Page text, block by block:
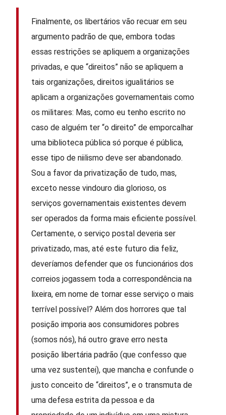
Finalmente, os libertários vão recuar em seu
argumento padrão de que, embora todas
essas restrições se apliquem a organizações
privadas, e que “direitos” não se apliquem a
tais organizações, direitos igualitários se
aplicam a organizações governamentais como
os militares: Mas, como eu tenho escrito no
caso de alguém ter “o direito” de emporcalhar
uma biblioteca pública só porque é pública,
esse tipo de niilismo deve ser abandonado.
Sou a favor da privatização de tudo, mas,
exceto nesse vindouro dia glorioso, os
serviços governamentais existentes devem
ser operados da forma mais eficiente possível.
Certamente, o serviço postal deveria ser
privatizado, mas, até este futuro dia feliz,
deveríamos defender que os funcionários dos
correios jogassem toda a correspondência na
lixeira, em nome de tornar esse serviço o mais
terrível possível? Além dos horrores que tal
posição imporia aos consumidores pobres
(somos nós), há outro grave erro nesta
posição libertária padrão (que confesso que
uma vez sustentei), que mancha e confunde o
justo conceito de “direitos”, e o transmuta de
uma defesa estrita da pessoa e da